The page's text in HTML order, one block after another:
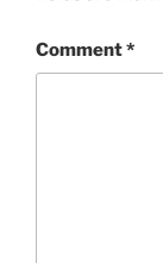
Comment*